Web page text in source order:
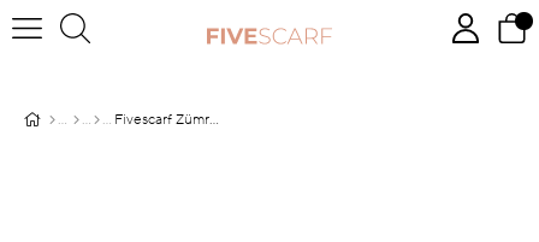
Fivescarf Zümrüt Yeşili Magic Şal